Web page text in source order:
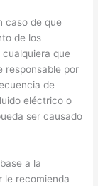
caso de que
de los
que
responsable por
de
eléctrico o
ser causado
a la
le recomienda